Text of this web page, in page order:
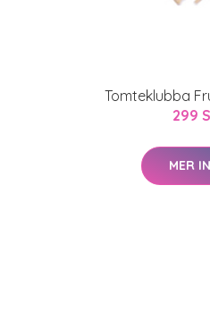
Tomteklubba
299
MER